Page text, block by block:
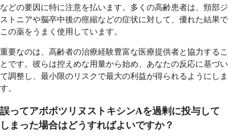
などの要因に特に注意を払います。多くの高齢患者は、頸部ジ
ストニアや脳卒中後の痙縮などの症状に対して、優れた結果で
この薬をうまく使用しています。
重要なのは、高齢者の治療経験豊富な医療提供者と協力するこ
とです。彼らは控えめな用量から始め、あなたの反応に基づい
て調整し、最小限のリスクで最大の利益が得られるようにしま
す。
誤ってアボボツリヌストキシンAを過剰に投与して
しまった場合はどうすればよいですか？